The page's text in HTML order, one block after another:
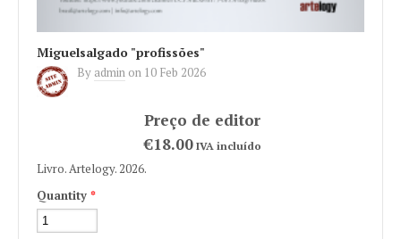
Miguelsalgado "profissões"
By admin on 10 Feb 2026
€18.00IVA incluído
Livro. Artelogy. 2026.
Quantity *